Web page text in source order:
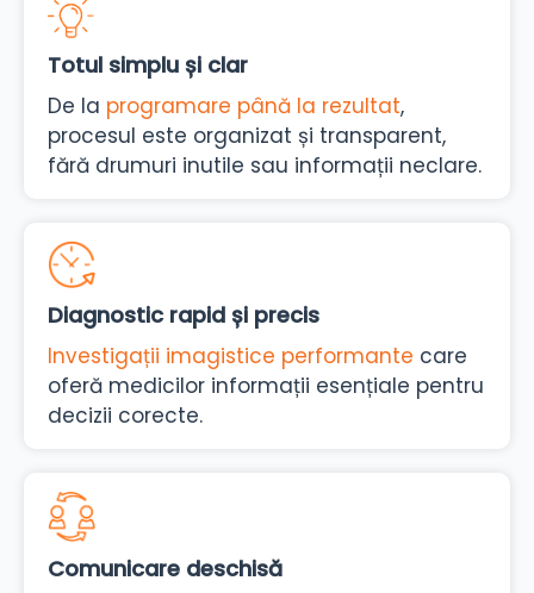
Totul simplu și clar
De la programare până la rezultat,
procesul este organizat și transparent,
fără drumuri inutile sau informații neclare.
Diagnostic rapid și precis
Investigații imagistice performante care
oferă medicilor informații esențiale pentru
decizii corecte.
Comunicare deschisă